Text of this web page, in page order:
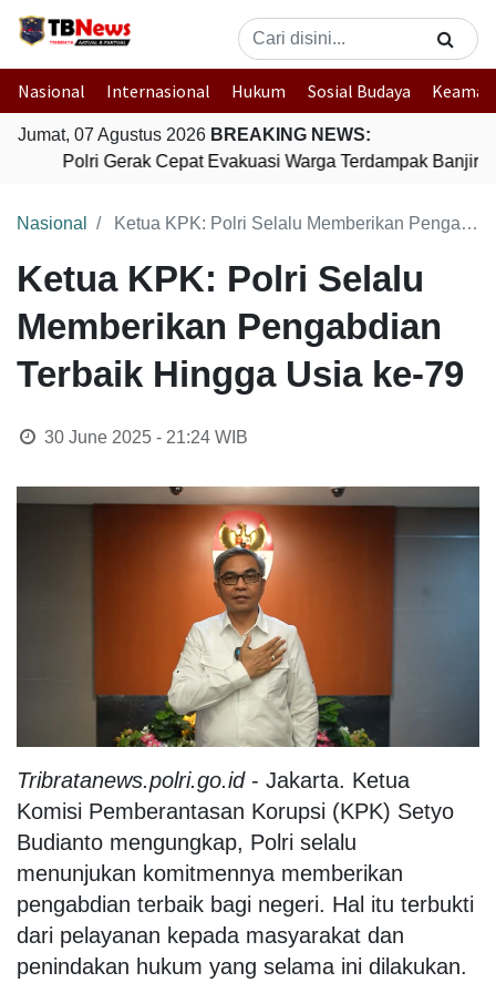
Nasional Internasional Hukum Sosial Budaya
Jumat, 07 Agustus 2026 BREAKING NEWS:
Polri Gerak Cepat Evakuasi Warga Terdampak Banjir di
Nasional Ketua KPK: Polri Selalu Memberikan Pengabdian Terbaik Hingga Usia ke-79
Ketua KPK: Polri Selalu
Memberikan Pengabdian
Terbaik Hingga Usia ke-79
30 June 2025 - 21:24WIB
Tribratanews.polri.go.id- Jakarta. Ketua
Komisi Pemberantasan Korupsi (KPK) Setyo
Budianto mengungkap, Polri selalu
menunjukan komitmennya memberikan
pengabdian terbaik bagi negeri. Hal itu terbukti
dari pelayanan kepada masyarakat dan
penindakan hukum yang selama ini dilakukan.